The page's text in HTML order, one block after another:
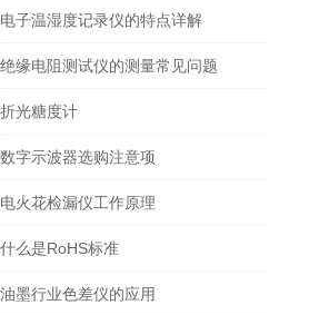
电子温湿度记录仪的特点详解
绝缘电阻测试仪的测量常见问题
折光糖度计
数字示波器选购注意项
电火花检漏仪工作原理
什么是RoHS标准
油墨行业色差仪的应用